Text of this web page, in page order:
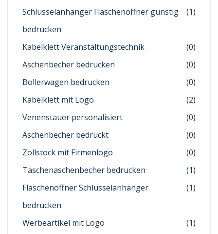
Schlüsselanhänger Flaschenöffner günstig
bedrucken
(1)
Kabelklett Veranstaltungstechnik
(0)
Aschenbecher bedrucken
(0)
Bollerwagen bedrucken
(0)
Kabelklett mit Logo
(2)
Venenstauer personalisiert
(0)
Aschenbecher bedruckt
(0)
Zollstock mit Firmenlogo
(0)
Taschenaschenbecher bedrucken
(1)
Flaschenöffner Schlüsselanhänger
bedrucken
(1)
Werbeartikel mit Logo
(1)